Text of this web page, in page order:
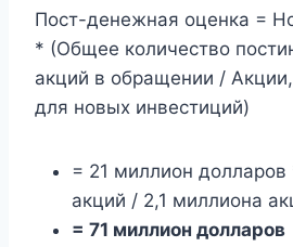
Пост-денежная оценка =
* (Общее количество
акций в обращении /
для новых инвестиций)
= 21 миллион долларов
акций / 2,1 миллиона
= 71 миллион долларов